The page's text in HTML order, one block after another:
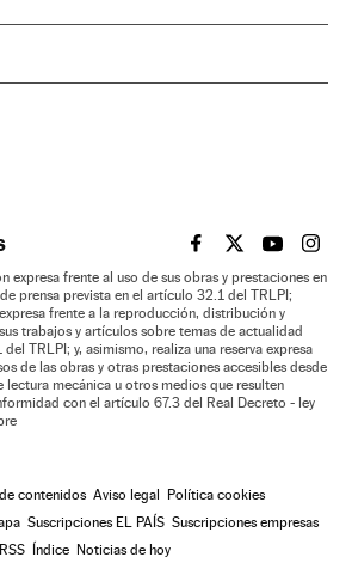
EL PAÍS BRASIL EN
EL PAÍSEL PAÍS
EL
expresa frente al uso de sus obras y prestaciones en
prensa prevista en el artículo 32.1 del TRLPI;
frente a la reproducción, distribución y
trabajos y artículos sobre temas de actualidad
TRLPI; y, asimismo, realiza una reserva expresa
de las obras y otras prestaciones accesibles desde
lectura mecánica u otros medios que resulten
con el artículo 67.3 del Real Decreto - ley
contenidos Aviso legal Política cookies
Suscripciones EL PAÍS Suscripciones empresas
RSS Índice Noticias de hoy